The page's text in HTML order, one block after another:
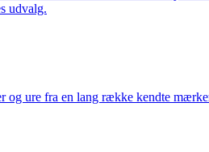
udvalg.
og ure fra en lang række kendte